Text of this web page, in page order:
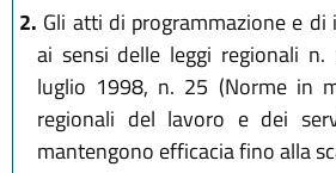
2. Gli atti di programmazione e di
ai sensi delle leggi regionali
luglio 1998, n. 25 (Norme in
regionali del lavoro e dei
mantengono efficacia fino alla